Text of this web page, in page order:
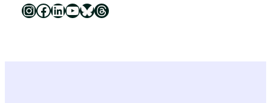
Luonnonsuojeluliitto Instagramissa Luonnonsuojeluliitto Facebookissa Luonnonsuojeluliitto LinkedInissä Luonnonsuojeluliiton YouTube-kanava Luonnonsuojeluliitto Blueskyssa Luonnonsuojeluliitto Threadsissa